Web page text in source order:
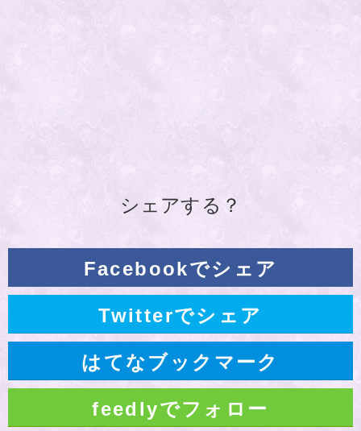
シェアする？
Facebookでシェア
Twitterでシェア
はてなブックマーク
feedlyでフォロー